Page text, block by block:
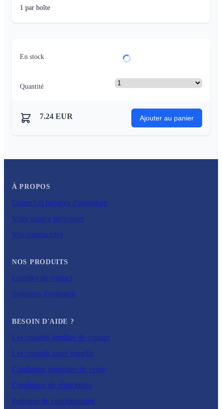
1 par boîte
En stock
Quantité
7.24 EUR Ajouter au panier
À PROPOS
Contact et horaires d'ouverture
Votre espace personnel
Vos commandes
NOS PRODUITS
Lentilles de contact
Solutions d'entretien
BESOIN D'AIDE ?
Les conseils lentilles de contact
Les conseils santé visuelle
Conditions générales de vente
Conditions de rétractation
Politique de confidentialité